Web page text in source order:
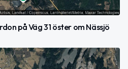
på Väg 31 öster om Nässjö